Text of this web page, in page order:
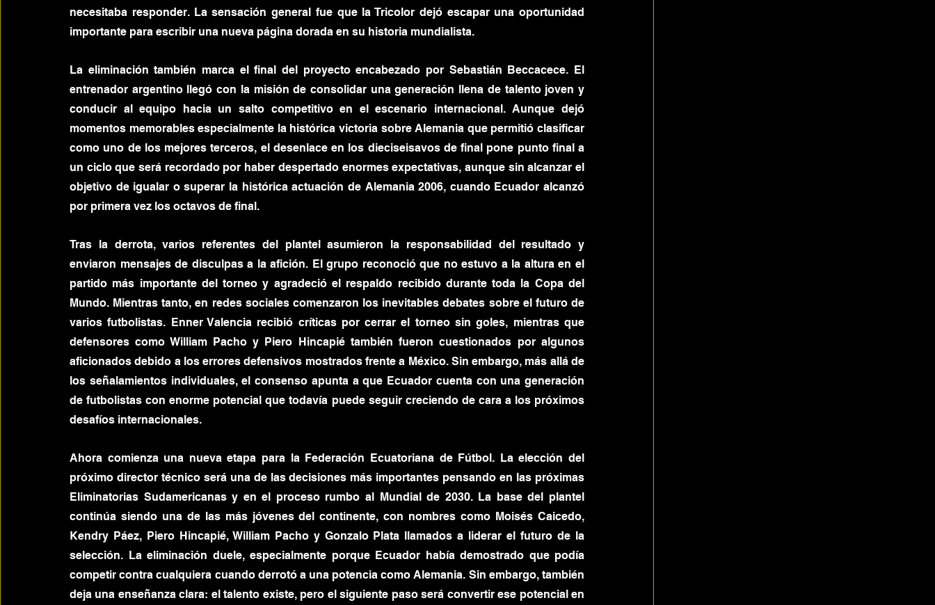
necesitaba responder. La sensación general fue que la Tricolor dejó escapar una oportunidad
importante para escribir una nueva página dorada en su historia mundialista.
La eliminación también marca el final del proyecto encabezado por Sebastián Beccacece. El
entrenador argentino llegó con la misión de consolidar una generación llena de talento joven y
conducir al equipo hacia un salto competitivo en el escenario internacional. Aunque dejó
momentos memorables especialmente la histórica victoria sobre Alemania que permitió clasificar
como uno de los mejores terceros, el desenlace en los dieciseisavos de final pone punto final a
un ciclo que será recordado por haber despertado enormes expectativas, aunque sin alcanzar el
objetivo de igualar o superar la histórica actuación de Alemania 2006, cuando Ecuador alcanzó
por primera vez los octavos de final.
Tras la derrota, varios referentes del plantel asumieron la responsabilidad del resultado y
enviaron mensajes de disculpas a la afición. El grupo reconoció que no estuvo a la altura en el
partido más importante del torneo y agradeció el respaldo recibido durante toda la Copa del
Mundo. Mientras tanto, en redes sociales comenzaron los inevitables debates sobre el futuro de
varios futbolistas. Enner Valencia recibió críticas por cerrar el torneo sin goles, mientras que
defensores como William Pacho y Piero Hincapié también fueron cuestionados por algunos
aficionados debido a los errores defensivos mostrados frente a México. Sin embargo, más allá de
los señalamientos individuales, el consenso apunta a que Ecuador cuenta con una generación
de futbolistas con enorme potencial que todavía puede seguir creciendo de cara a los próximos
desafíos internacionales.
Ahora comienza una nueva etapa para la Federación Ecuatoriana de Fútbol. La elección del
próximo director técnico será una de las decisiones más importantes pensando en las próximas
Eliminatorias Sudamericanas y en el proceso rumbo al Mundial de 2030. La base del plantel
continúa siendo una de las más jóvenes del continente, con nombres como Moisés Caicedo,
Kendry Páez, Piero Hincapié, William Pacho y Gonzalo Plata llamados a liderar el futuro de la
selección. La eliminación duele, especialmente porque Ecuador había demostrado que podía
competir contra cualquiera cuando derrotó a una potencia como Alemania. Sin embargo, también
deja una enseñanza clara: el talento existe, pero el siguiente paso será convertir ese potencial en